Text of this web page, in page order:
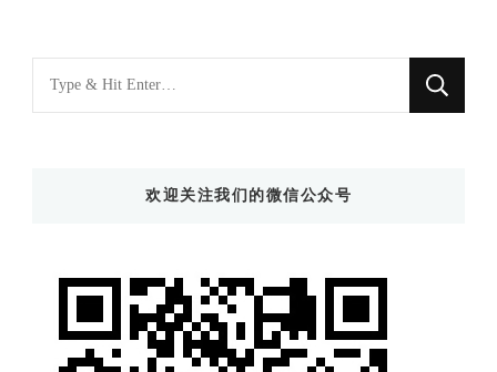
什
欢迎关注我们的微信公众号